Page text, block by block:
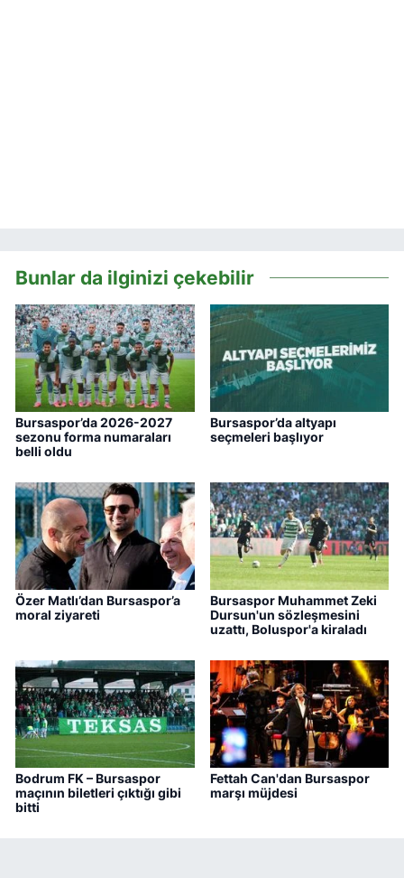
Bunlar da ilginizi çekebilir
Bursaspor’da 2026-2027
sezonu forma numaraları
belli oldu
Bursaspor’da altyapı
seçmeleri başlıyor
Özer Matlı’dan Bursaspor’a
moral ziyareti
Bursaspor Muhammet Zeki
Dursun'un sözleşmesini
uzattı, Boluspor'a kiraladı
Bodrum FK – Bursaspor
maçının biletleri çıktığı gibi
bitti
Fettah Can'dan Bursaspor
marşı müjdesi